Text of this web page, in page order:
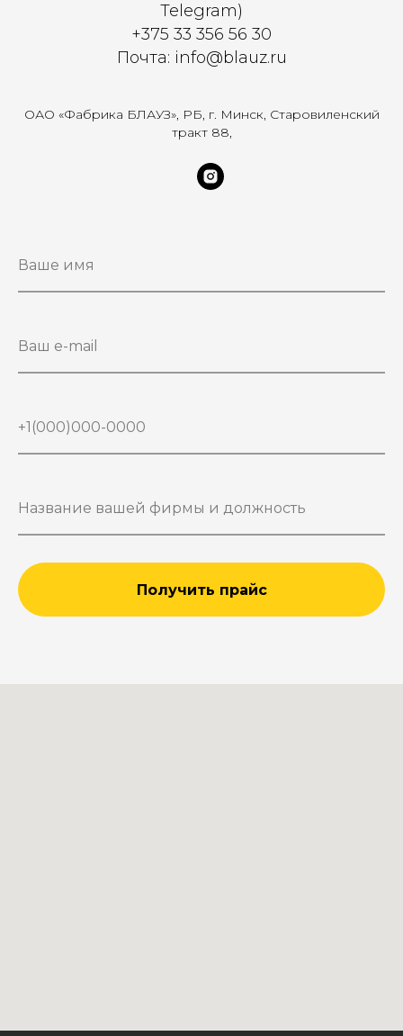
Telegram)
+375 33 356 56 30
Почта: info@blauz.ru
ОАО «Фабрика БЛАУЗ», РБ, г. Минск, Старовиленский
тракт 88,
Получить прайс